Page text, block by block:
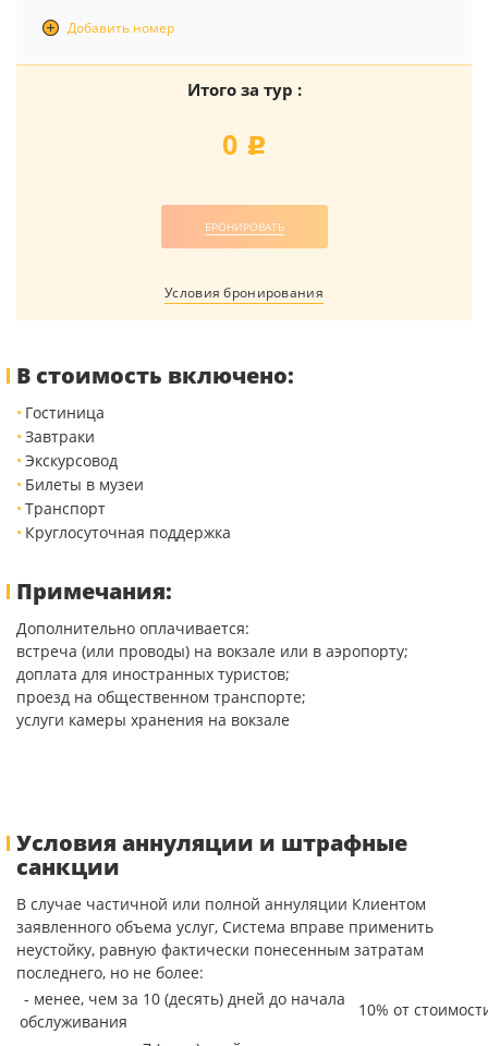
Добавить номер
Итого за тур :
0 j
БРОНИРОВАТЬ
Условия бронирования
В стоимость включено:
Гостиница
Завтраки
Экскурсовод
Билеты в музеи
Транспорт
Круглосуточная поддержка
Примечания:
Дополнительно оплачивается:
встреча (или проводы) на вокзале или в аэропорту;
доплата для иностранных туристов;
проезд на общественном транспорте;
услуги камеры хранения на вокзале
Условия аннуляции и штрафные
санкции
В случае частичной или полной аннуляции Клиентом
заявленного объема услуг, Система вправе применить
неустойку, равную фактически понесенным затратам
последнего, но не более:
- менее, чем за 10 (десять) дней до начала
обслуживания
10% от